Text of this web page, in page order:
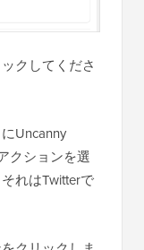
クしてくださ
Uncanny
クションを選
れはTwitterで